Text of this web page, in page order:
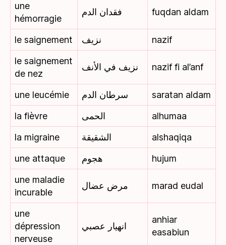
une
hémorragie
فقدان الدم fuqdan aldam
le saignement نزيف
nazif
le saignement
de nez
نزيف في الأنف nazif fi al’anf
une leucémie سرطان الدم
saratan aldam
la fièvre
الحمى
alhumaa
la migraine
الشقيقة
alshaqiqa
une attaque
هجوم
hujum
une maladie
incurable
مرض عضال marad eudal
une
dépression
nerveuse
انهيار عصبي
anhiar
easabiun